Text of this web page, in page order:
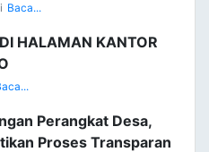
Baca...
HALAMAN KANTOR
Perangkat Desa,
Proses Transparan